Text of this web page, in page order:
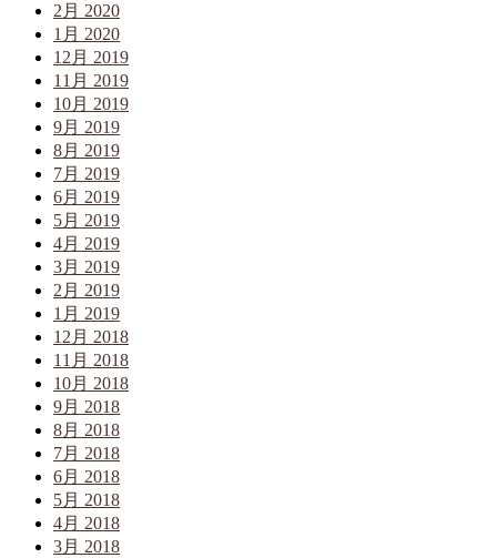
2月 2020
1月 2020
12月 2019
11月 2019
10月 2019
9月 2019
8月 2019
7月 2019
6月 2019
5月 2019
4月 2019
3月 2019
2月 2019
1月 2019
12月 2018
11月 2018
10月 2018
9月 2018
8月 2018
7月 2018
6月 2018
5月 2018
4月 2018
3月 2018